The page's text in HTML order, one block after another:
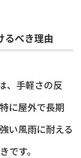
るべき理由
、手軽さの反
に屋外で長期
い風雨に耐える
です。